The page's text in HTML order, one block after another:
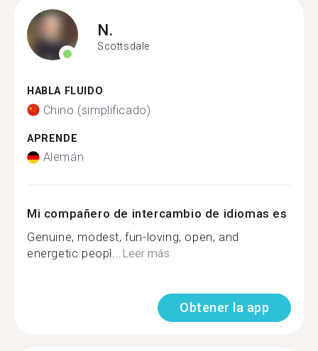
N.
Scottsdale
HABLA FLUIDO
Chino (simplificado)
APRENDE
Alemán
Mi compañero de intercambio de idiomas es
Genuine, modest, fun-loving, open, and
energetic peopl...Leer más
Obtener la app